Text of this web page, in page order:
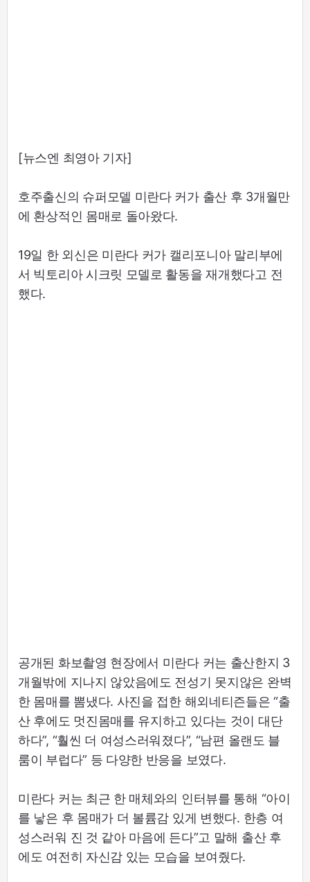
[뉴스엔 최영아 기자]
호주출신의 슈퍼모델 미란다 커가 출산 후 3개월만
에 환상적인 몸매로 돌아왔다.
19일 한 외신은 미란다 커가 캘리포니아 말리부에
서 빅토리아 시크릿 모델로 활동을 재개했다고 전
했다.
공개된 화보촬영 현장에서 미란다 커는 출산한지 3
개월밖에 지나지 않았음에도 전성기 못지않은 완벽
한 몸매를 뽐냈다. 사진을 접한 해외네티즌들은 “출
산 후에도 멋진몸매를 유지하고 있다는 것이 대단
하다”, “훨씬 더 여성스러워졌다”, “남편 올랜도 블
룸이 부럽다” 등 다양한 반응을 보였다.
미란다 커는 최근 한 매체와의 인터뷰를 통해 “아이
를 낳은 후 몸매가 더 볼륨감 있게 변했다. 한층 여
성스러워 진 것 같아 마음에 든다”고 말해 출산 후
에도 여전히 자신감 있는 모습을 보여줬다.